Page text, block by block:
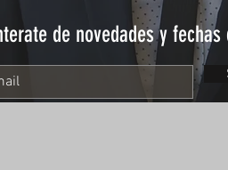
de novedades y fechas